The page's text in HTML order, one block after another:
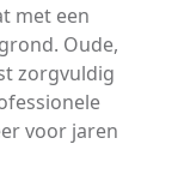
met een
Oude,
zorgvuldig
voor jaren